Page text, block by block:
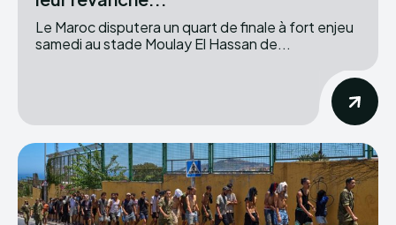
Le Maroc disputera un quart de finale à fort enjeu
samedi au stade Moulay El Hassan de...